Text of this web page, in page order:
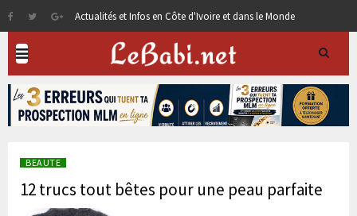
Actualités et Infos en Côte d'Ivoire et dans le Monde
BEAUTE
12 trucs tout bêtes pour une peau parfaite